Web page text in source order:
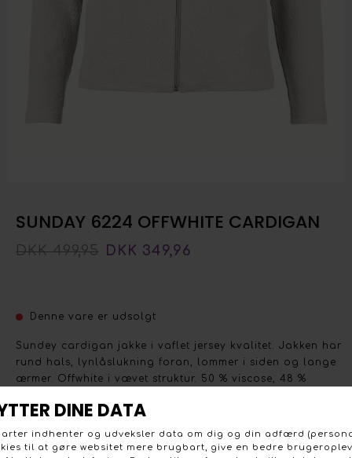
SUNDAY 6224 OFFWHITE CARDIGAN
DKK 499,95 DKK 349,96
Denne vare er udsolgt
Sundey cardigan jakke i vaflet jersey kvalitet. Jakken har
rund hals, lynlåslukning foran, lommer i siden og lange
ærmer. Offwhite i vævet struktur. 50 % viscose, 48 %